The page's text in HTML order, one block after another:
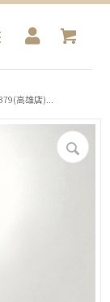
高雄店)...